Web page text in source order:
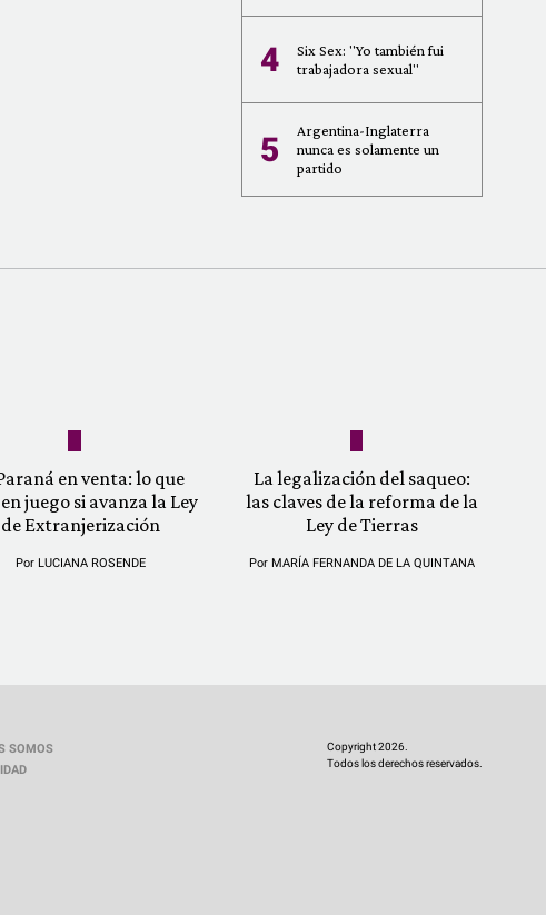
4
Six Sex: "Yo también fui
trabajadora sexual"
5
Argentina-Inglaterra
nunca es solamente un
partido
en venta: lo que
juego si avanza la Ley
de Extranjerización
Por LUCIANA ROSENDE
La legalización del saqueo:
las claves de la reforma de la
Ley de Tierras
Por MARÍA FERNANDA DE LA QUINTANA
SOMOS
Copyright 2026.
Todos los derechos reservados.